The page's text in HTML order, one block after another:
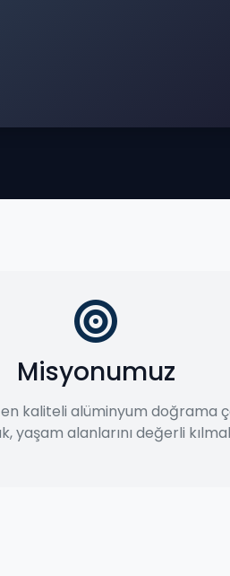
Misyonumuz
kaliteli alüminyum doğrama
yaşam alanlarını değerli